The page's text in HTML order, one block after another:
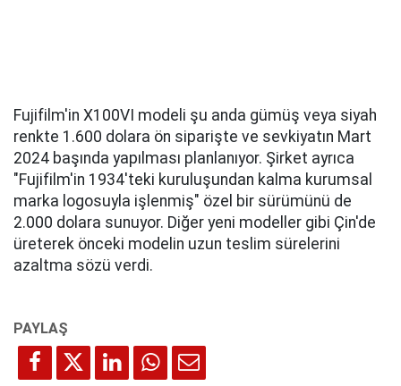
Fujifilm'in X100VI modeli şu anda gümüş veya siyah
renkte 1.600 dolara ön siparişte ve sevkiyatın Mart
2024 başında yapılması planlanıyor. Şirket ayrıca
"Fujifilm'in 1934'teki kuruluşundan kalma kurumsal
marka logosuyla işlenmiş" özel bir sürümünü de
2.000 dolara sunuyor. Diğer yeni modeller gibi Çin'de
üreterek önceki modelin uzun teslim sürelerini
azaltma sözü verdi.